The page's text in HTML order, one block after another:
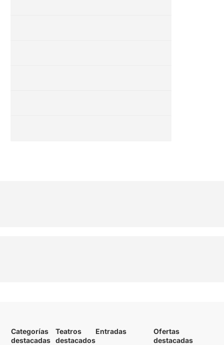
Categorías
destacadas
Teatros
destacados
Entradas
Ofertas
destacadas